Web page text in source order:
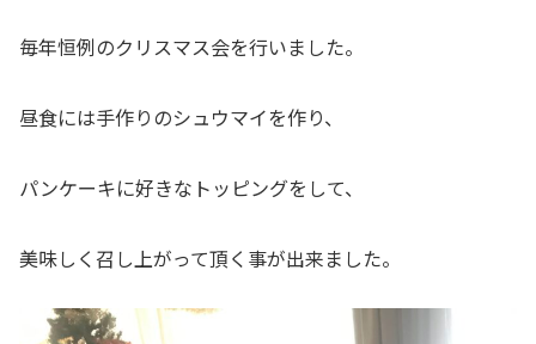
毎年恒例のクリスマス会を行いました。
昼食には手作りのシュウマイを作り、
パンケーキに好きなトッピングをして、
美味しく召し上がって頂く事が出来ました。